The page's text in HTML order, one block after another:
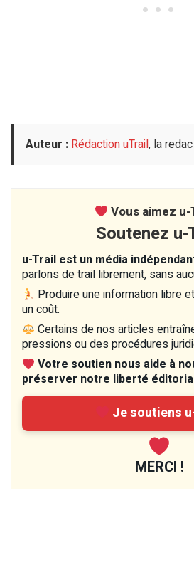
Auteur : Rédaction uTrail, la redac
Vous aimez u-
Soutenez u-
u-Trail est un média
parlons de trail librement, sans
Produire une information libre
un coût.
Certains de nos articles
pressions ou des procédures
Votre soutien nous aide à
préserver notre liberté
Je soutiens
MERCI !